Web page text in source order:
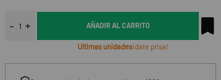
AÑADIR AL CARRITO
Ultimas unidades¡date prisa!